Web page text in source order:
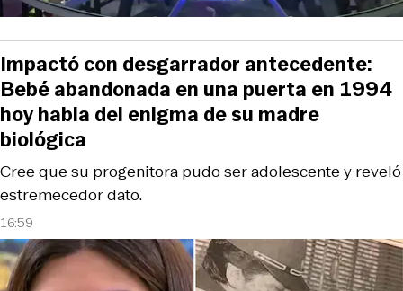
16:59
Cree que su progenitora pudo ser adolescente y reveló
estremecedor dato.
Impactó con desgarrador antecedente:
Bebé abandonada en una puerta en 1994
hoy habla del enigma de su madre
biológica